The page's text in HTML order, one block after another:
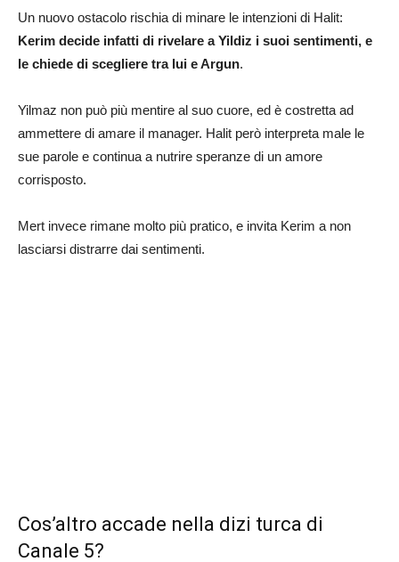
Un nuovo ostacolo rischia di minare le intenzioni di Halit:
Kerim decide infatti di rivelare a Yildiz i suoi sentimenti, e
le chiede di scegliere tra lui e Argun.
Yilmaz non può più mentire al suo cuore, ed è costretta ad
ammettere di amare il manager. Halit però interpreta male le
sue parole e continua a nutrire speranze di un amore
corrisposto.
Mert invece rimane molto più pratico, e invita Kerim a non
lasciarsi distrarre dai sentimenti.
Cos’altro accade nella dizi turca di
Canale 5?